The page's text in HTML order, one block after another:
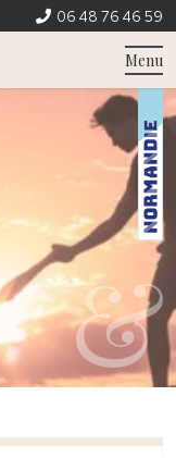
06 48 76 46 59
Menu